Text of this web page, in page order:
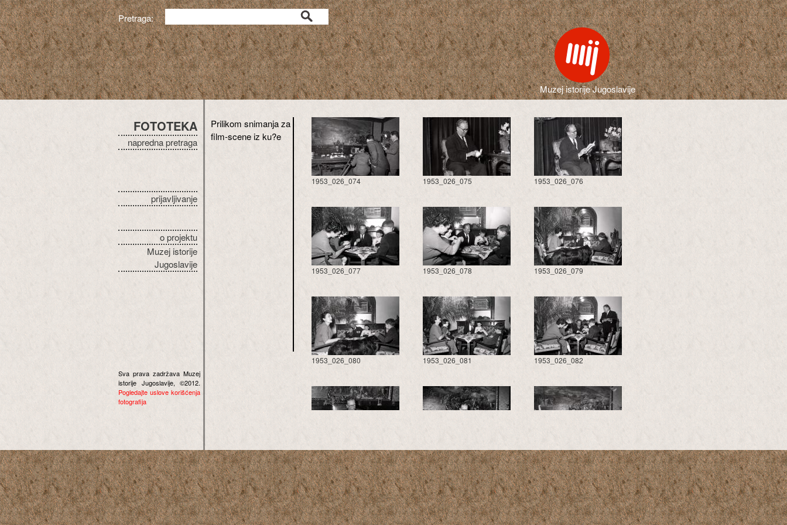
Pretraga:
Muzej istorije Jugoslavije
FOTOTEKA
napredna pretraga
prijavljivanje
o projektu
Muzej istorije
Jugoslavije
Sva prava zadržava Muzej
istorije Jugoslavije, ©2012.
Pogledajte uslove korišćenja
fotografija
Prilikom snimanja za
film-scene iz ku?e
1953_026_074 1953_026_075 1953_026_076
1953_026_077 1953_026_078 1953_026_079
1953_026_080 1953_026_081 1953_026_082
1953_026_083 1953_026_084 1953_026_085